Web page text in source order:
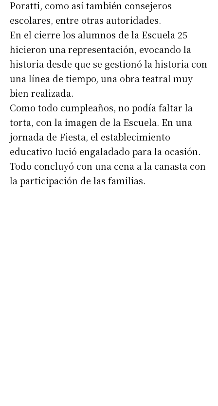
Suscribirme gratis
Dirección de correo electrónico*
Apellidos
Número de teléfono
Poratti, como así también consejeros
escolares, entre otras autoridades.
En el cierre los alumnos de la Escuela 25
hicieron una representación, evocando la
historia desde que se gestionó la historia con
una línea de tiempo, una obra teatral muy
bien realizada.
Como todo cumpleaños, no podía faltar la
torta, con la imagen de la Escuela. En una
jornada de Fiesta, el establecimiento
educativo lució engaladado para la ocasión.
Todo concluyó con una cena a la canasta con
la participación de las familias.